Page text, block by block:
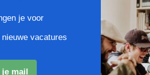
je voor
vacatures
mail